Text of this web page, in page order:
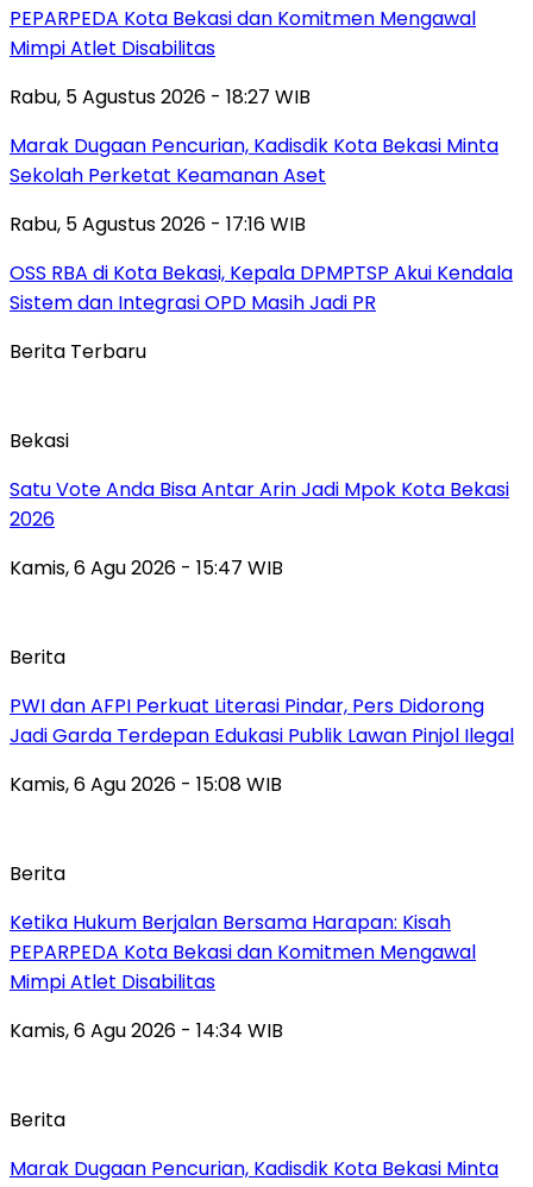
PEPARPEDA Kota Bekasi dan Komitmen Mengawal
Mimpi Atlet Disabilitas
Rabu, 5 Agustus 2026 - 18:27 WIB
‎Marak Dugaan Pencurian, Kadisdik Kota Bekasi Minta
Sekolah Perketat Keamanan Aset
Rabu, 5 Agustus 2026 - 17:16 WIB
‎OSS RBA di Kota Bekasi, Kepala DPMPTSP Akui Kendala
Sistem dan Integrasi OPD Masih Jadi PR
Berita Terbaru
Bekasi
Satu Vote Anda Bisa Antar Arin Jadi Mpok Kota Bekasi
2026
Kamis, 6 Agu 2026 - 15:47 WIB
Berita
PWI dan AFPI Perkuat Literasi Pindar, Pers Didorong
Jadi Garda Terdepan Edukasi Publik Lawan Pinjol Ilegal
Kamis, 6 Agu 2026 - 15:08 WIB
Berita
Ketika Hukum Berjalan Bersama Harapan: Kisah
PEPARPEDA Kota Bekasi dan Komitmen Mengawal
Mimpi Atlet Disabilitas
Kamis, 6 Agu 2026 - 14:34 WIB
Berita
‎Marak Dugaan Pencurian, Kadisdik Kota Bekasi Minta